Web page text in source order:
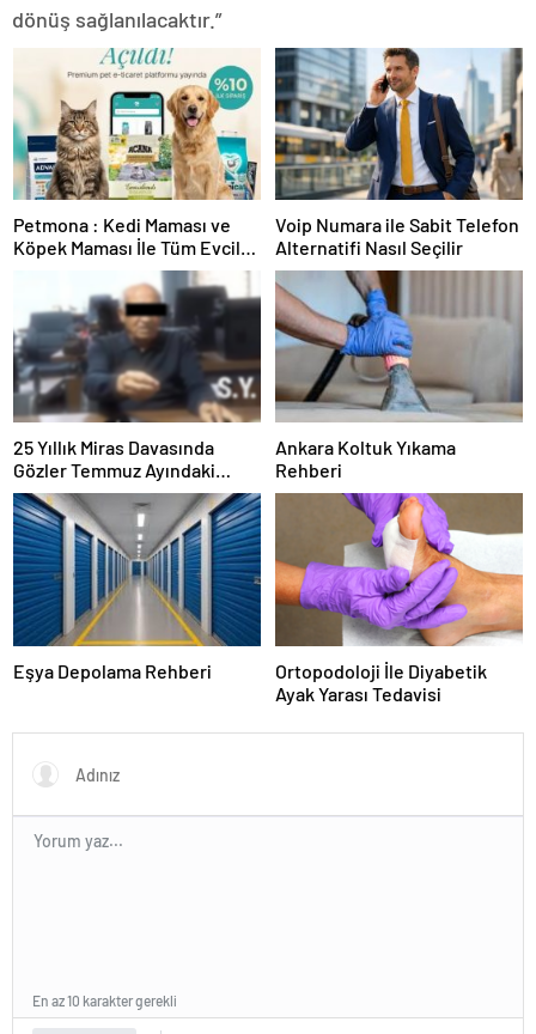
dönüş sağlanılacaktır.”
Petmona : Kedi Maması ve
Köpek Maması İle Tüm Evcil
Voip Numara ile Sabit Telefon
Alternatifi Nasıl Seçilir
25 Yıllık Miras Davasında
Gözler Temmuz Ayındaki
Karar Duruşmasına Çevrildi
Ankara Koltuk Yıkama
Rehberi
Eşya Depolama Rehberi
Ortopodoloji İle Diyabetik
Ayak Yarası Tedavisi
En az 10 karakter gerekli